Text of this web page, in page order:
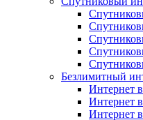
Безлимитный
Интернет
Интернет
Интернет